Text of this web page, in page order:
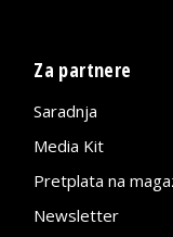
Za partnere
Saradnja
Media Kit
Pretplata na
Newsletter